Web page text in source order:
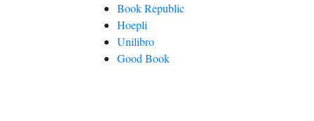
Book Republic
Hoepli
Unilibro
Good Book